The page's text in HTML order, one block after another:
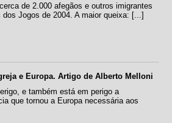
de 2.000 afegãos e outros imigrantes
Jogos de 2004. A maior queixa: [...]
e Europa. Artigo de Alberto Melloni
e também está em perigo a
que tornou a Europa necessária aos